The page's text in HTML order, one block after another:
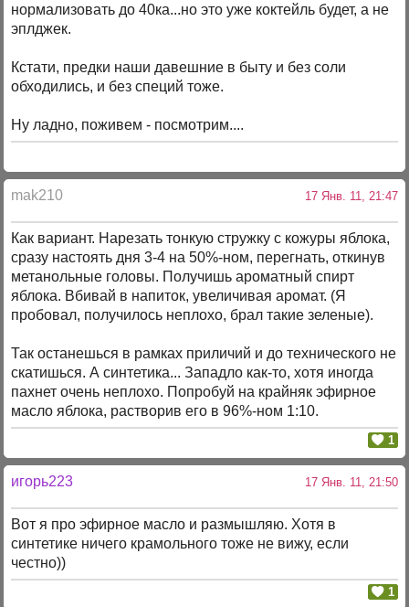
нормализовать до 40ка...но это уже коктейль будет, а не
эплджек.
Кстати, предки наши давешние в быту и без соли
обходились, и без специй тоже.
Ну ладно, поживем - посмотрим....
mak210 17 Янв. 11, 21:47
Как вариант. Нарезать тонкую стружку с кожуры яблока,
сразу настоять дня 3-4 на 50%-ном, перегнать, откинув
метанольные головы. Получишь ароматный спирт
яблока. Вбивай в напиток, увеличивая аромат. (Я
пробовал, получилось неплохо, брал такие зеленые).
Так останешься в рамках приличий и до технического не
скатишься. А синтетика... Западло как-то, хотя иногда
пахнет очень неплохо. Попробуй на крайняк эфирное
масло яблока, растворив его в 96%-ном 1:10.
1
игорь223 17 Янв. 11, 21:50
Вот я про эфирное масло и размышляю. Хотя в
синтетике ничего крамольного тоже не вижу, если
честно))
1